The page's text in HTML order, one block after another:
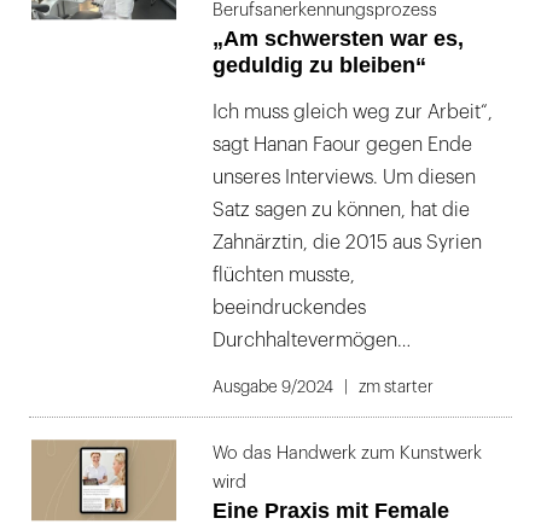
Berufsanerkennungsprozess
„Am schwersten war es,
geduldig zu bleiben“
Ich muss gleich weg zur Arbeit“,
sagt Hanan Faour gegen Ende
unseres Interviews. Um diesen
Satz sagen zu können, hat die
Zahnärztin, die 2015 aus Syrien
flüchten musste,
beeindruckendes
Durchhaltevermögen…
Ausgabe 9/2024 zm starter
Wo das Handwerk zum Kunstwerk
wird
Eine Praxis mit Female